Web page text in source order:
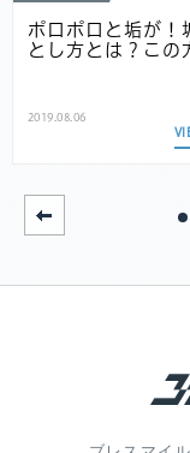
ポロポロと垢が！
とし方とは？こ
2019.08.06